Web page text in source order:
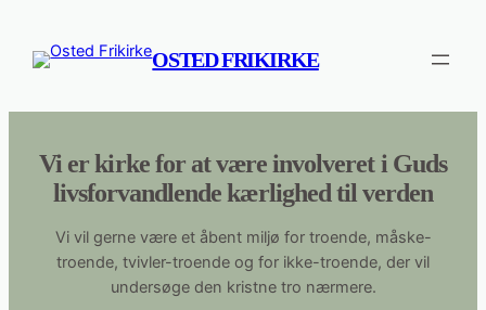
indhold
OSTED FRIKIRKE
Vi er kirke for at være involveret i Guds
livsforvandlende kærlighed til verden
Vi vil gerne være et åbent miljø for troende, måske-
troende, tvivler-troende og for ikke-troende, der vil
undersøge den kristne tro nærmere.